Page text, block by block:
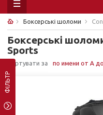
Боксерські шоломи
Боксерські
Sports
Сортувати за по имени от А
ФІЛЬТР